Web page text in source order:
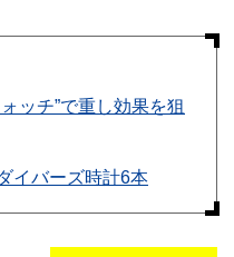
ッチ”で重し効果を狙
イバーズ時計6本